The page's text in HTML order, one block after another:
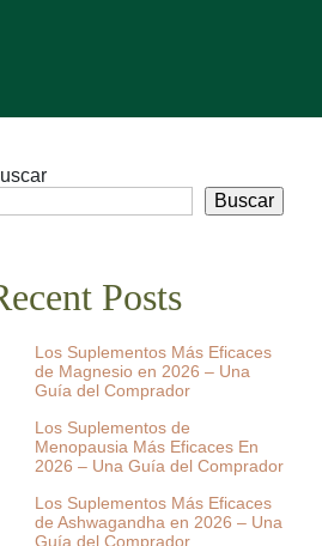
Buscar
Posts
Los Suplementos Más Eficaces
de Magnesio en 2026 – Una
Guía del Comprador
Los Suplementos de
Menopausia Más Eficaces En
2026 – Una Guía del Comprador
Los Suplementos Más Eficaces
de Ashwagandha en 2026 – Una
Guía del Comprador